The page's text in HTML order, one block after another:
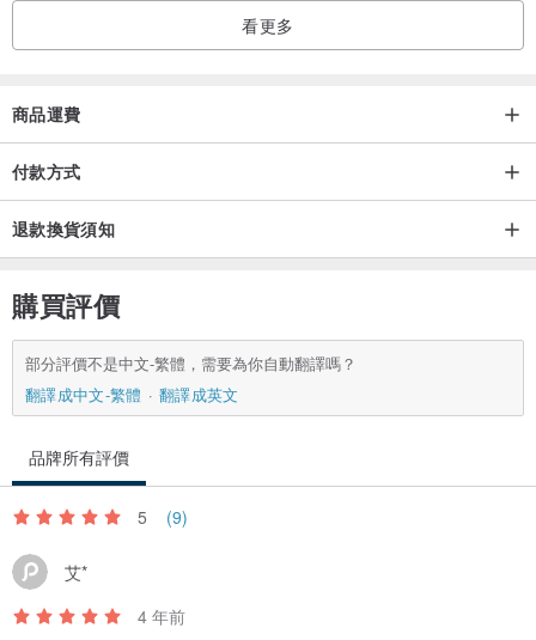
看更多
商品運費
付款方式
退款換貨須知
購買評價
部分評價不是中文-繁體，需要為你自動翻譯嗎？
翻譯成中文-繁體
翻譯成英文
品牌所有評價
5 (9)
艾*
4 年前